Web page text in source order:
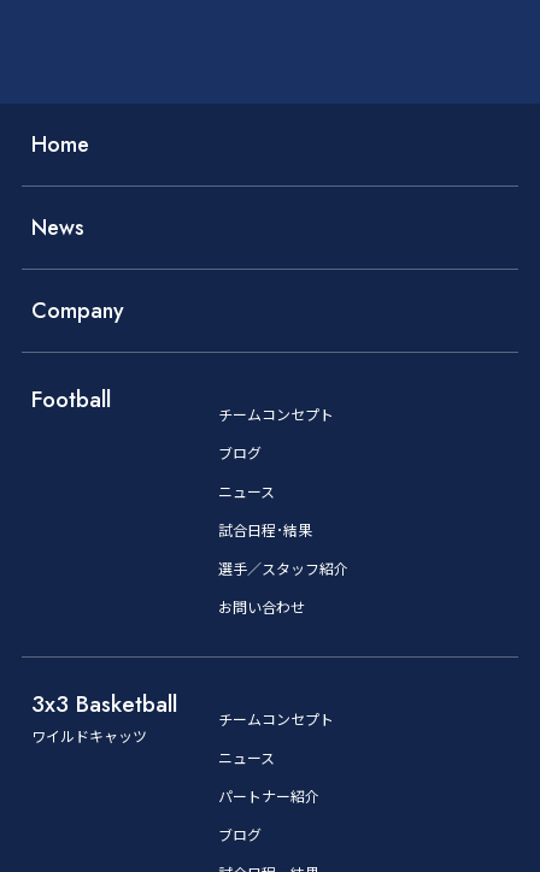
Home
News
Company
Football
チームコンセプト
ブログ
ニュース
試合日程･結果
選手／スタッフ紹介
お問い合わせ
3x3 Basketball
ワイルドキャッツ
チームコンセプト
ニュース
パートナー紹介
ブログ